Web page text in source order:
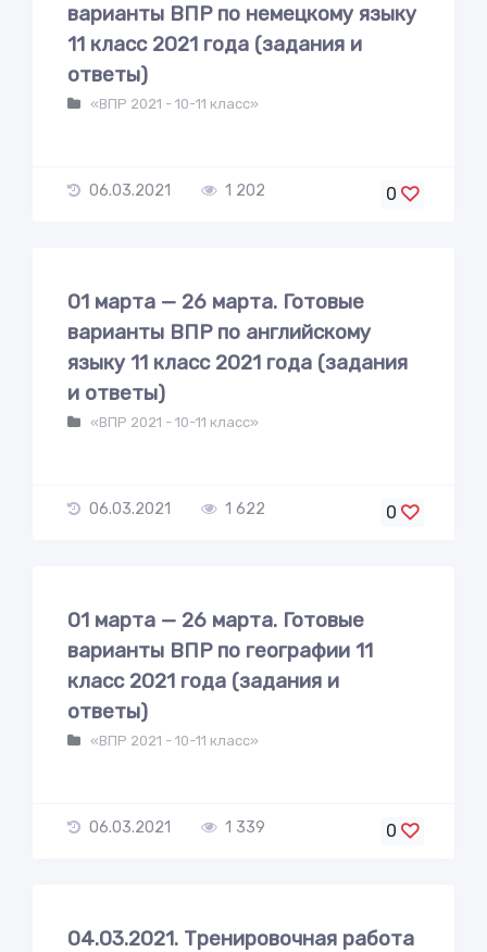
варианты ВПР по немецкому языку
11 класс 2021 года (задания и
ответы)
«ВПР 2021 - 10-11 класс»
06.03.2021 1 202 0
01 марта — 26 марта. Готовые
варианты ВПР по английскому
языку 11 класс 2021 года (задания
и ответы)
«ВПР 2021 - 10-11 класс»
06.03.2021 1 622 0
01 марта — 26 марта. Готовые
варианты ВПР по географии 11
класс 2021 года (задания и
ответы)
«ВПР 2021 - 10-11 класс»
06.03.2021 1 339 0
04.03.2021. Тренировочная работа